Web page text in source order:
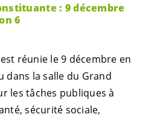
: 9 décembre
6
réunie le 9 décembre en
dans la salle du Grand
les tâches publiques à
sécurité sociale,